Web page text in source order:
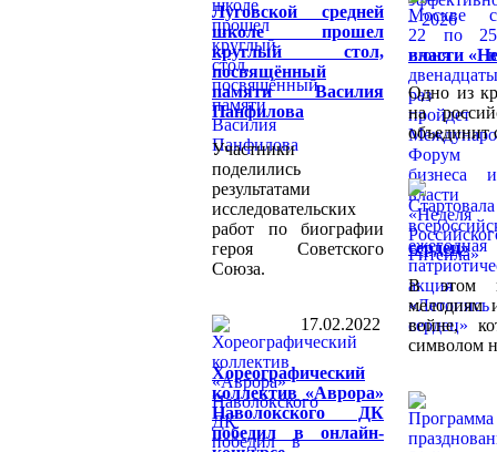
Луговской средней
школе прошел
круглый стол,
посвящённый
памяти Василия
Панфилова
Участники
поделились
результатами
исследовательских
работ по биографии
героя Советского
Союза.
17.02.2022
Хореографический
коллектив «Аврора»
Наволокского ДК
победил в онлайн-
власти
Одно из
на
объединит
сердец»
В этом
мелодиям
войне,
символом